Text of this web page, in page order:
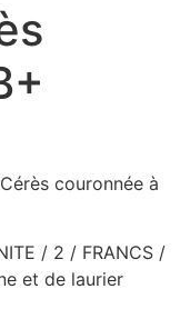
couronnée à
/ 2 / FRANCS /
et de laurier